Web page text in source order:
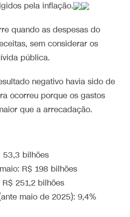
pela inflação.
quando as despesas do
sem considerar os
pública.
negativo havia sido de
ocorreu porque os gastos
que a arrecadação.
53,3 bilhões
R$ 198 bilhões
251,2 bilhões
maio de 2025): 9,4%